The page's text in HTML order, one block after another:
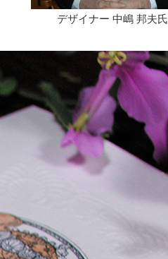
デザイナー 中嶋 邦夫氏